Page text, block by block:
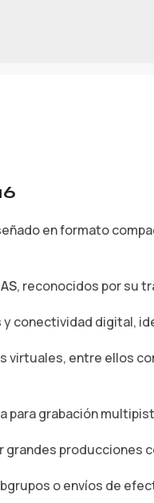
en formato
, reconocidos por su
y conectividad digital,
virtuales, entre ellos
para grabación
producciones
o envíos de